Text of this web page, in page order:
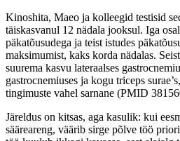
Kinoshita, Maeo ja kolleegid testisid
täiskasvanul 12 nädala jooksul. Iga
päkatõusudega ja teist istudes
maksimumist, kaks korda nädalas.
suurema kasvu lateraalses
gastrocnemiuses ja kogu triceps
tingimuste vahel sarnane (PMID
Järeldus on kitsas, aga kasulik: kui
sääreareng, väärib sirge põlve töö